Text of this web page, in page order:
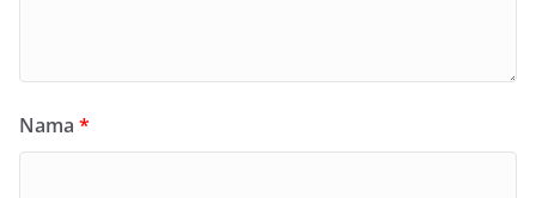
Nama *